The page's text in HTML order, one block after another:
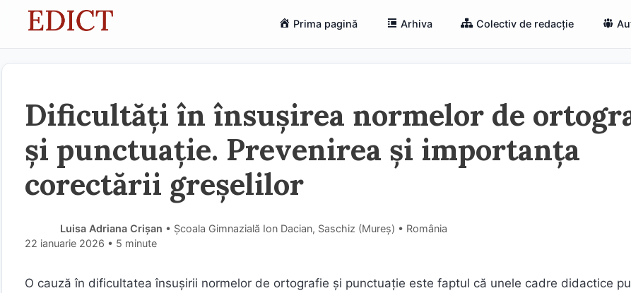
Prima pagină Arhiva Colectiv de redacție
Dificultăți în însușirea normelor de
și punctuație. Prevenirea și importanța
corectării greșelilor
Luisa Adriana Crișan • Școala Gimnazială Ion Dacian, Saschiz (Mureş) • România
22 ianuarie 2026 • 5 minute
O cauză în dificultatea însușirii normelor de ortografie și punctuație este faptul că unele cadre didactice